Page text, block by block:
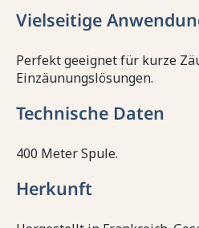
Vielseitige
Perfekt geeignet für kurze
Einzäunungslösungen.
Technische Daten
400 Meter Spule.
Herkunft